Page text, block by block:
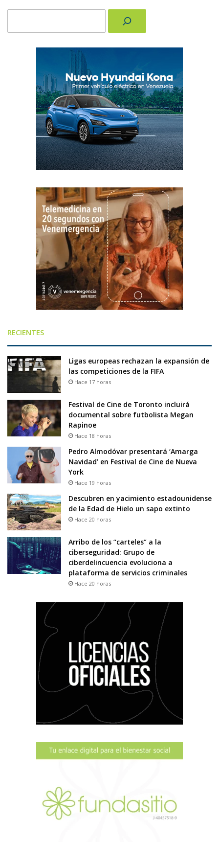
RECIENTES
Ligas europeas rechazan la expansión de
las competiciones de la FIFA
Hace 17 horas
Festival de Cine de Toronto incluirá
documental sobre futbolista Megan
Rapinoe
Hace 18 horas
Pedro Almodóvar presentará ‘Amarga
Navidad’ en Festival de Cine de Nueva
York
Hace 19 horas
Descubren en yacimiento estadounidense
de la Edad de Hielo un sapo extinto
Hace 20 horas
Arribo de los “carteles” a la
ciberseguridad: Grupo de
ciberdelincuencia evoluciona a
plataforma de servicios criminales
Hace 20 horas